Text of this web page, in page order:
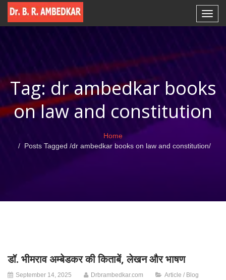
Tag: dr ambedkar books
on law and constitution
Home
Posts Tagged /dr ambedkar books on law and constitution/
डॉ. भीमराव अम्बेडकर की किताबें, लेखन और भाषण
September 14, 2025 Drbrambedkar.com
Article / Blog